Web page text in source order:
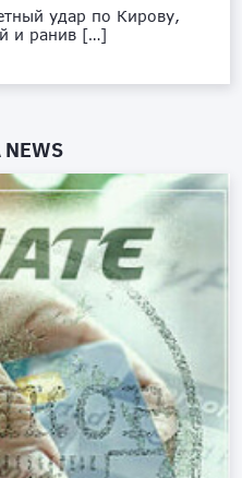
удар по Кирову,
и ранив […]
NEWS